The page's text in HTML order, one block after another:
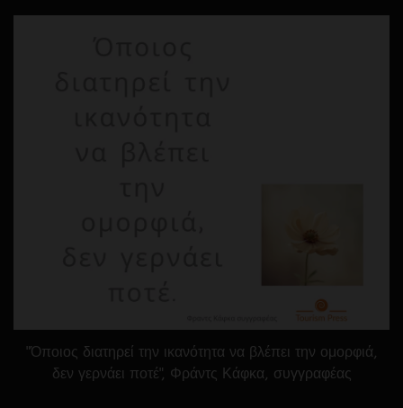
"Όποιος διατηρεί την ικανότητα να βλέπει την ομορφιά,
δεν γερνάει ποτέ", Φράντς Κάφκα, συγγραφέας